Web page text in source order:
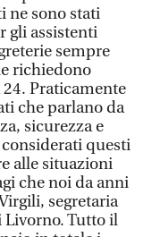
ne sono stati
gli assistenti
sempre
richiedono
Praticamente
che parlano da
sicurezza e
questi
alle situazioni
che noi da anni
segretaria
Livorno. Tutto il